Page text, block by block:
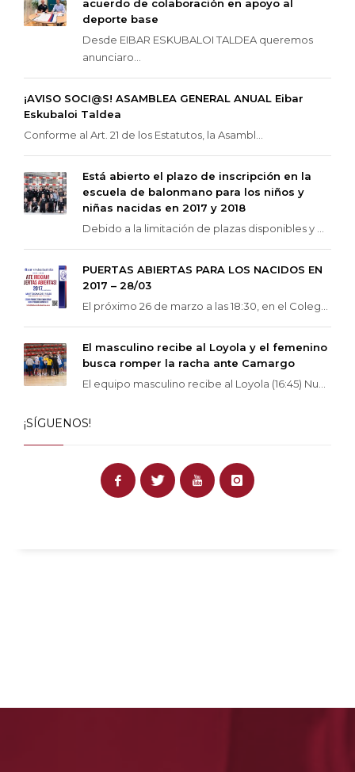
acuerdo de colaboración en apoyo al
deporte base
Desde EIBAR ESKUBALOI TALDEA queremos
anunciaro...
¡AVISO SOCI@S! ASAMBLEA GENERAL ANUAL Eibar
Eskubaloi Taldea
Conforme al Art. 21 de los Estatutos, la Asambl...
Está abierto el plazo de inscripción en la
escuela de balonmano para los niños y
niñas nacidas en 2017 y 2018
Debido a la limitación de plazas disponibles y ...
PUERTAS ABIERTAS PARA LOS NACIDOS EN
2017 – 28/03
El próximo 26 de marzo a las 18:30, en el Coleg...
El masculino recibe al Loyola y el femenino
busca romper la racha ante Camargo
El equipo masculino recibe al Loyola (16:45) Nu...
¡SÍGUENOS!